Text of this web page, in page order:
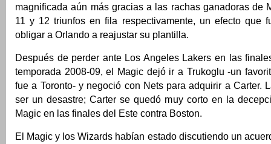
magnificada aún más gracias a las rachas ganadoras de
11 y 12 triunfos en fila respectivamente, un efecto que
obligar a Orlando a reajustar su plantilla.
Después de perder ante Los Angeles Lakers en las
temporada 2008-09, el Magic dejó ir a Trukoglu -un
fue a Toronto- y negoció con Nets para adquirir a Carter.
ser un desastre; Carter se quedó muy corto en la
Magic en las finales del Este contra Boston.
El Magic y los Wizards habían estado discutiendo un